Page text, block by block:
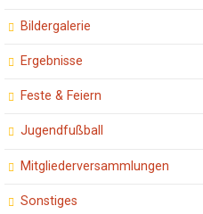
Bildergalerie
Ergebnisse
Feste & Feiern
Jugendfußball
Mitgliederversammlungen
Sonstiges